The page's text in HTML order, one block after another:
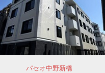
パセオ中野新橋